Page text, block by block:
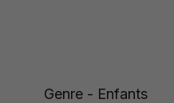
Genre - Enfants